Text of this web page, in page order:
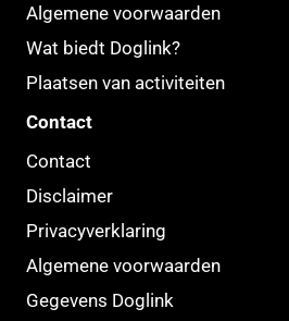
Algemene voorwaarden
Wat biedt Doglink?
Plaatsen van activiteiten
Contact
Contact
Disclaimer
Privacyverklaring
Algemene voorwaarden
Gegevens Doglink